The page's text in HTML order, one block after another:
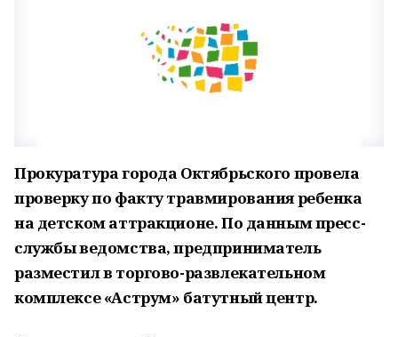
Прокуратура города Октябрьского провела
проверку по факту травмирования ребенка
на детском аттракционе. По данным пресс-
службы ведомства, предприниматель
разместил в торгово-развлекательном
комплексе «Аструм» батутный центр.